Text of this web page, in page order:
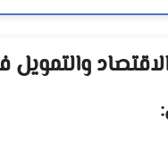
والتمويل